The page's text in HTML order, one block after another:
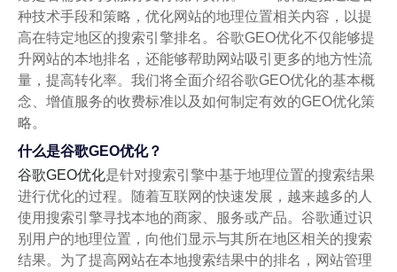
种技术手段和策略，优化网站的地理位置相关内容，以提
高在特定地区的搜索引擎排名。谷歌GEO优化不仅能够提
升网站的本地排名，还能够帮助网站吸引更多的地方性流
量，提高转化率。我们将全面介绍谷歌GEO优化的基本概
念、增值服务的收费标准以及如何制定有效的GEO优化策
略。
什么是谷歌GEO优化？
谷歌GEO优化是针对搜索引擎中基于地理位置的搜索结果
进行优化的过程。随着互联网的快速发展，越来越多的人
使用搜索引擎寻找本地的商家、服务或产品。谷歌通过识
别用户的地理位置，向他们显示与其所在地区相关的搜索
结果。为了提高网站在本地搜索结果中的排名，网站管理